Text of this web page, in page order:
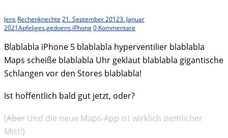
Jens Rechenknechte 21. September 20123. Januar
2021Apfeliges,gedoens,iPhone 0 Kommentare
Blablabla iPhone 5 blablabla hyperventilier blablabla
Maps scheiße blablabla Uhr geklaut blablabla gigantische
Schlangen vor den Stores blablabla!
Ist hoffentlich bald gut jetzt, oder?
(Aber Und die neue Maps-App ist wirklich ziemlicher
Mist!)